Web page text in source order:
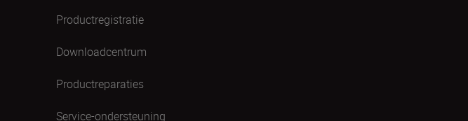
Productregistratie
Downloadcentrum
Productreparaties
Service-ondersteuning